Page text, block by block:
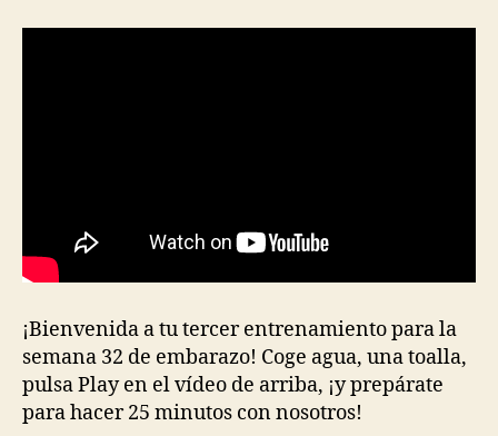
¡Bienvenida a tu tercer entrenamiento para la
semana 32 de embarazo! Coge agua, una toalla,
pulsa Play en el vídeo de arriba, ¡y prepárate
para hacer 25 minutos con nosotros!